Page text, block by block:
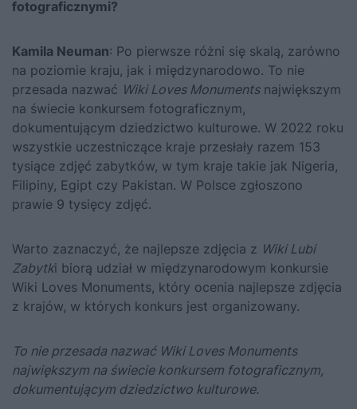
fotograficznymi?
Kamila Neuman: Po pierwsze różni się skalą, zarówno
na poziomie kraju, jak i międzynarodowo. To nie
przesada nazwać Wiki Loves Monumentsnajwiększym
na świecie konkursem fotograficznym,
dokumentującym dziedzictwo kulturowe. W 2022 roku
wszystkie uczestniczące kraje przesłały razem 153
tysiące zdjęć zabytków, w tym kraje takie jak Nigeria,
Filipiny, Egipt czy Pakistan. W Polsce zgłoszono
prawie 9 tysięcy zdjęć.
Warto zaznaczyć, że najlepsze zdjęcia z Wiki Lubi
Zabytki biorą udział w międzynarodowym konkursie
Wiki Loves Monuments, który ocenia najlepsze zdjęcia
z krajów, w których konkurs jest organizowany.
To nie przesada nazwać Wiki Loves Monuments
największym na świecie konkursem fotograficznym,
dokumentującym dziedzictwo kulturowe.